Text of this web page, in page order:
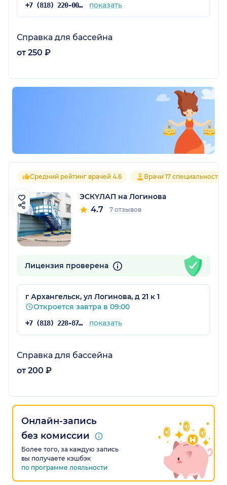
+7 (818) 220-00-90 показать
Справка для бассейна
от 250 ₽
Средний рейтинг врачей 4.6 Врачи 17 специальностей
ЭСКYЛАП на Логинова
4.7 7 отзывов
Лицензия проверена
г Архангельск, ул Логинова, д 21 к 1
Откроется завтра в 09:00
+7 (818) 228-87-77 показать
Справка для бассейна
от 200 ₽
Онлайн-запись
без комиссии
Более того, за каждую запись
вы получаете кэшбэк
по программе лояльности